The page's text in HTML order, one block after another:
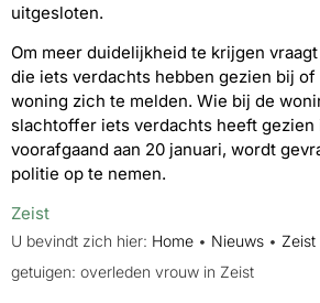
uitgesloten.
Om meer duidelijkheid te krijgen
die iets verdachts hebben gezien bij of
woning zich te melden. Wie bij de
slachtoffer iets verdachts heeft gezien
voorafgaand aan 20 januari, wordt
politie op te nemen.
Zeist
U bevindt zich hier: Home • Nieuws • Zeist
getuigen: overleden vrouw in Zeist